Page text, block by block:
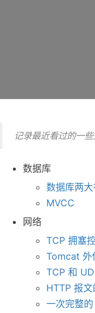
记录最近看过的一
数据库
数据库两大
MVCC
网络
TCP 拥塞
Tomcat 外
TCP 和
HTTP 报文
一次完整